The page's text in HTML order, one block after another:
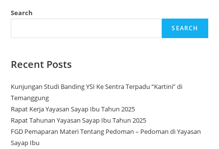
Search
SEARCH
Recent Posts
Kunjungan Studi Banding YSI Ke Sentra Terpadu “Kartini” di
Temanggung
Rapat Kerja Yayasan Sayap Ibu Tahun 2025
Rapat Tahunan Yayasan Sayap Ibu Tahun 2025
FGD Pemaparan Materi Tentang Pedoman – Pedoman di Yayasan
Sayap Ibu